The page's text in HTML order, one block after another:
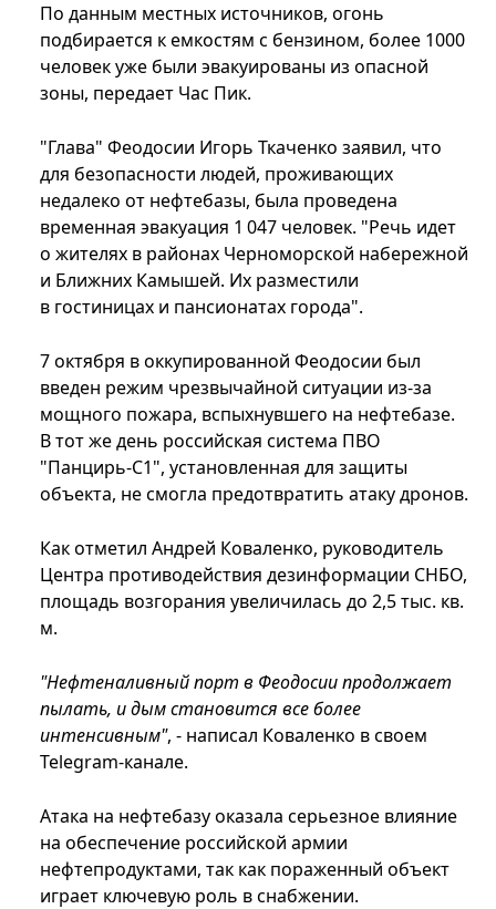
По данным местных источников, огонь
подбирается к емкостям с бензином, более 1000
человек уже были эвакуированы из опасной
зоны, передает Час Пик.
"Глава" Феодосии Игорь Ткаченко заявил, что
для безопасности людей, проживающих
недалеко от нефтебазы, была проведена
временная эвакуация 1 047 человек. "Речь идет
о жителях в районах Черноморской набережной
и Ближних Камышей. Их разместили
в гостиницах и пансионатах города".
7 октября в оккупированной Феодосии был
введен режим чрезвычайной ситуации из-за
мощного пожара, вспыхнувшего на нефтебазе.
В тот же день российская система ПВО
"Панцирь-С1", установленная для защиты
объекта, не смогла предотвратить атаку дронов.
Как отметил Андрей Коваленко, руководитель
Центра противодействия дезинформации СНБО,
площадь возгорания увеличилась до 2,5 тыс. кв.
м.
"Нефтеналивный порт в Феодосии продолжает
пылать, и дым становится все более
интенсивным", - написал Коваленко в своем
Telegram-канале.
Атака на нефтебазу оказала серьезное влияние
на обеспечение российской армии
нефтепродуктами, так как пораженный объект
играет ключевую роль в снабжении.